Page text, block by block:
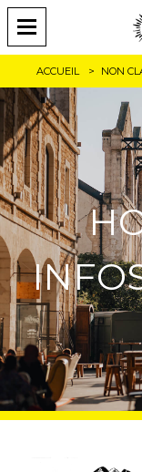
ACCUEIL NON